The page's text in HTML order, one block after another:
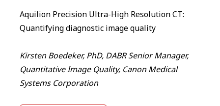
Aquilion Precision Ultra-High Resolution CT:
Quantifying diagnostic image quality
Kirsten Boedeker, PhD, DABR Senior Manager,
Quantitative Image Quality, Canon Medical
Systems Corporation